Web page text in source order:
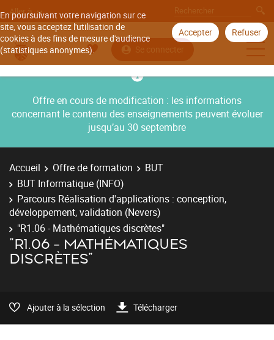
En poursuivant votre navigation sur ce
site, vous acceptez l'utilisation de
cookies à des fins de mesure d'audience
(statistiques anonymes).
Accepter Refuser
Aller à
Se connecter
Offre en cours de modification : les informations
concernant le contenu des enseignements peuvent évoluer
jusqu’au 30 septembre
Accueil Offre de formation
BUT
BUT Informatique (INFO)
Parcours Réalisation d'applications : conception,
développement, validation (Nevers)
"R1.06 - Mathématiques discrètes"
"R1.06 - MATHÉMATIQUES
DISCRÈTES"
Ajouter à la sélection Télécharger